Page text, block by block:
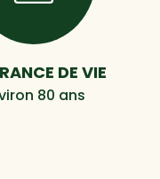
DE VIE
80 ans